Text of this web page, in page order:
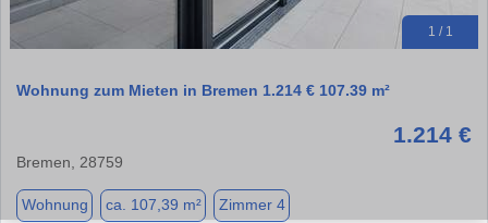
1 / 1
Wohnung zum Mieten in Bremen 1.214 € 107.39 m²
1.214 €
Bremen, 28759
Wohnung ca. 107,39 m² Zimmer 4